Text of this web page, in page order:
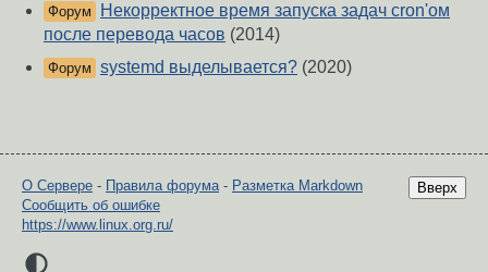
Форум
Некорректное время запуска задач cron'ом
после перевода часов (2014)
Форум systemd выделывается? (2020)
Вверх
О Сервере - Правила форума- Разметка Markdown
Сообщить об ошибке
https://www.linux.org.ru/